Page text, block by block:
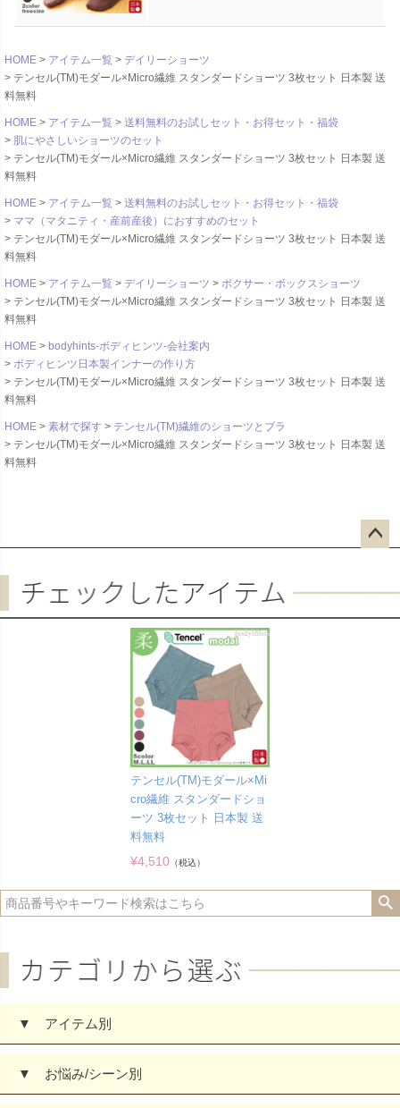
HOME アイテム一覧
デイリーショーツ
テンセル(TM)モダール×Micro繊維 スタンダードショーツ 3枚セット 日本製 送
料無料
HOME アイテム一覧
送料無料のお試しセット・お得セット・福袋
肌にやさしいショーツのセット
テンセル(TM)モダール×Micro繊維 スタンダードショーツ 3枚セット 日本製 送
料無料
HOME アイテム一覧
送料無料のお試しセット・お得セット・福袋
ママ（マタニティ・産前産後）におすすめのセット
テンセル(TM)モダール×Micro繊維 スタンダードショーツ 3枚セット 日本製 送
料無料
HOME アイテム一覧 デイリーショーツ
ボクサー・ボックスショーツ
テンセル(TM)モダール×Micro繊維 スタンダードショーツ 3枚セット 日本製 送
料無料
HOME
bodyhints-ボディヒンツ-会社案内
ボディヒンツ日本製インナーの作り方
テンセル(TM)モダール×Micro繊維 スタンダードショーツ 3枚セット 日本製 送
料無料
HOME 素材で探す
テンセル(TM)繊維のショーツとブラ
テンセル(TM)モダール×Micro繊維 スタンダードショーツ 3枚セット 日本製 送
料無料
へ
テンセル(TM)モダール×Mi
cro繊維 スタンダードショ
ーツ 3枚セット 日本製 送
料無料
¥4,510 （税込）
▼ アイテム別
▼ お悩み/シーン別